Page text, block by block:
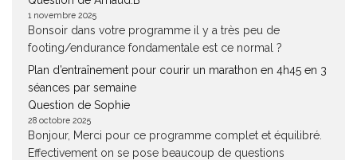
1 novembre 2025
Bonsoir dans votre programme il y a très peu de
footing/endurance fondamentale est ce normal ?
Plan d’entraînement pour courir un marathon en 4h45 en 3
séances par semaine
Question de Sophie
28 octobre 2025
Bonjour, Merci pour ce programme complet et équilibré.
Effectivement on se pose beaucoup de questions